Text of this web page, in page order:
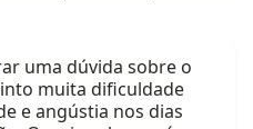
uma dúvida sobre o
muita dificuldade
e angústia nos dias